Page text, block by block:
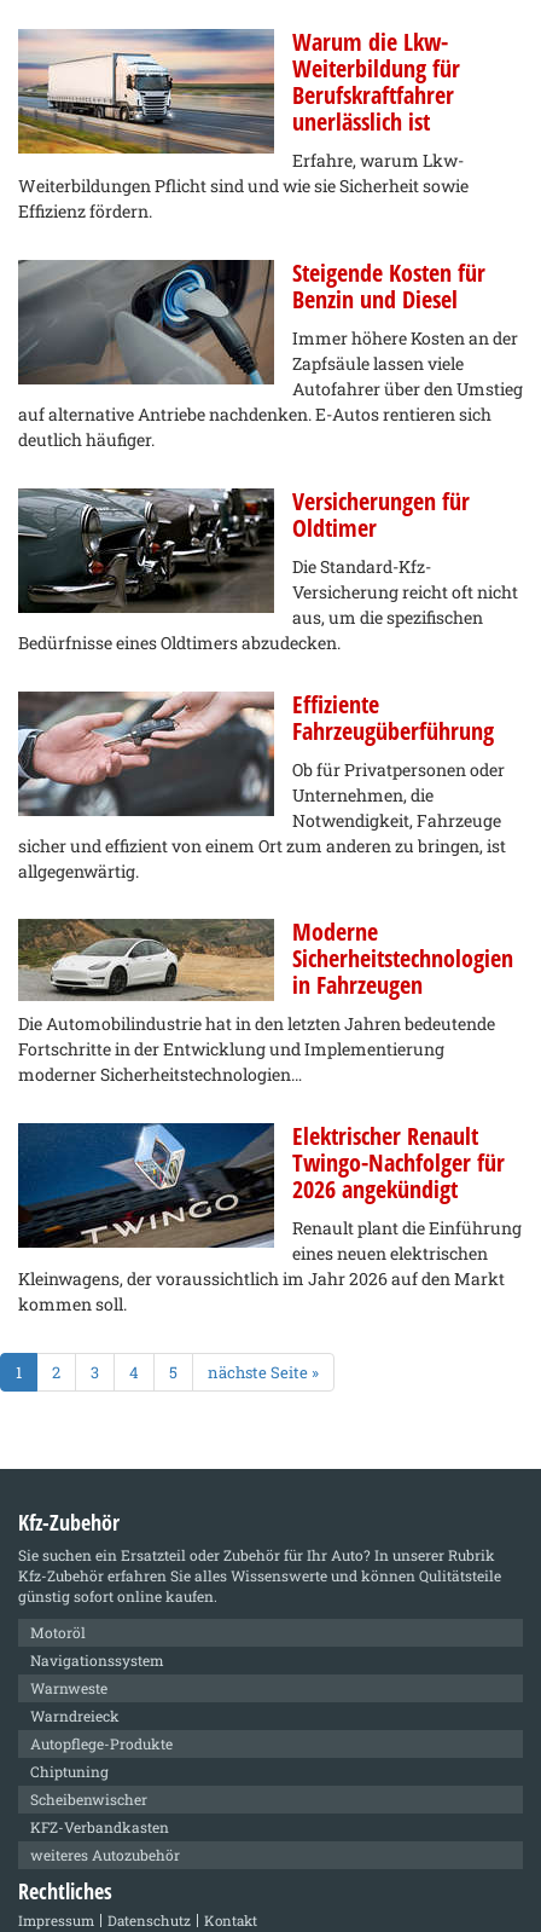
Warum die Lkw-
Weiterbildung für
Berufskraftfahrer
unerlässlich ist
Erfahre, warum Lkw-
Weiterbildungen Pflicht sind und wie sie Sicherheit sowie
Effizienz fördern.
Steigende Kosten für
Benzin und Diesel
Immer höhere Kosten an der
Zapfsäule lassen viele
Autofahrer über den Umstieg
auf alternative Antriebe nachdenken. E-Autos rentieren sich
deutlich häufiger.
Versicherungen für
Oldtimer
Die Standard-Kfz-
Versicherung reicht oft nicht
aus, um die spezifischen
Bedürfnisse eines Oldtimers abzudecken.
Effiziente
Fahrzeugüberführung
Ob für Privatpersonen oder
Unternehmen, die
Notwendigkeit, Fahrzeuge
sicher und effizient von einem Ort zum anderen zu bringen, ist
allgegenwärtig.
Moderne
Sicherheitstechnologien
in Fahrzeugen
Die Automobilindustrie hat in den letzten Jahren bedeutende
Fortschritte in der Entwicklung und Implementierung
moderner Sicherheitstechnologien…
Elektrischer Renault
Twingo-Nachfolger für
2026 angekündigt
Renault plant die Einführung
eines neuen elektrischen
Kleinwagens, der voraussichtlich im Jahr 2026 auf den Markt
kommen soll.
1 2 3 4 5 nächste Seite »
Kfz-Zubehör
Sie suchen ein Ersatzteil oder Zubehör für Ihr Auto? In unserer Rubrik
Kfz-Zubehörerfahren Sie alles Wissenswerte und können Qulitätsteile
günstig sofort online kaufen.
Motoröl
Navigationssystem
Warnweste
Warndreieck
Autopflege-Produkte
Chiptuning
Scheibenwischer
KFZ-Verbandkasten
weiteres Autozubehör
Rechtliches
Impressum Datenschutz Kontakt